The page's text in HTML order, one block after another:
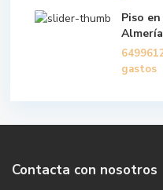
Piso
gastos
Contacta con nosotros